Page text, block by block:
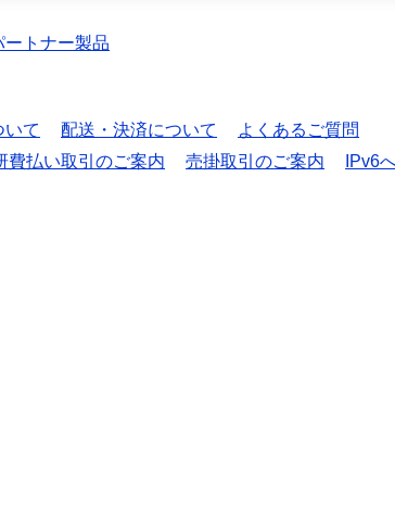
ートナー製品
いて 配送・決済について
よくあるご質問
費払い取引のご案内 売掛取引のご案内
IPv6